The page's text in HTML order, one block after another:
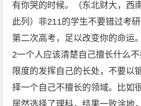
有你哭的时候。（东北财大，西
此列）非211的学生不要错过考
第二次高考，足以改变你的命运。
2一个人应该清楚自己擅长什么
限度的发挥自己的长处，不要以
择一个自己不擅长的领域。比如
居然选择了理科，结果一败涂地